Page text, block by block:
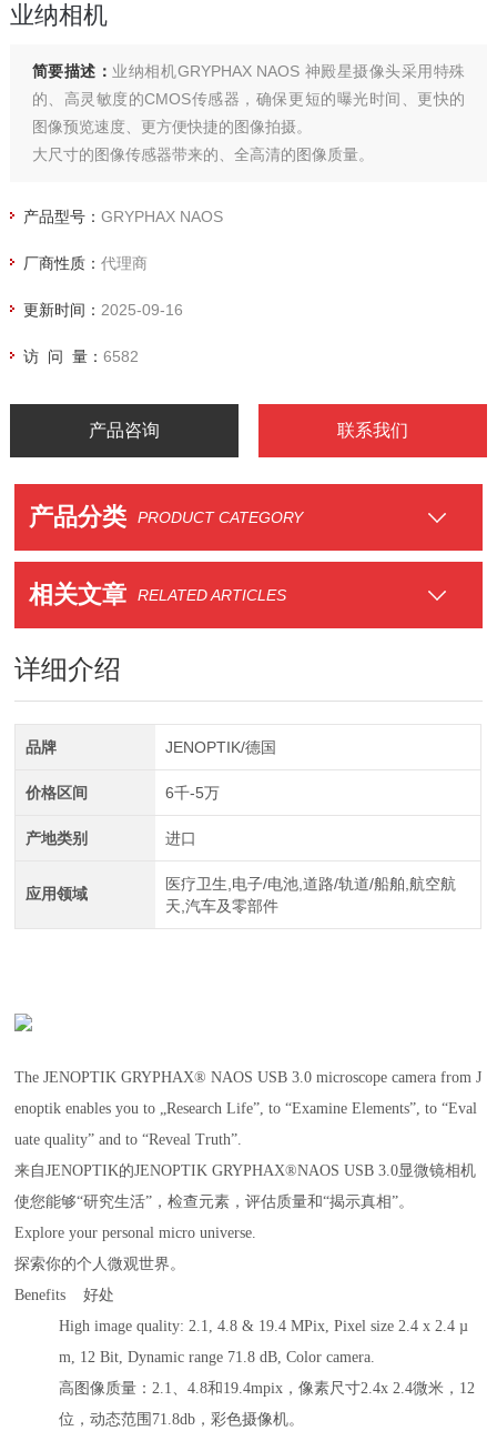
业纳相机
简要描述： 业纳相机GRYPHAX NAOS 神殿星摄像头采用特殊
的、高灵敏度的CMOS传感器，确保更短的曝光时间、更快的
图像预览速度、更方便快捷的图像拍摄。
大尺寸的图像传感器带来的、全高清的图像质量。
摄。
产品型号： GRYPHAX NAOS
厂商性质： 代理商
更新时间： 2025-09-16
访 问 量： 6582
产品咨询 联系我们
产品分类 PRODUCT CATEGORY
相关文章 RELATED ARTICLES
详细介绍
品牌 JENOPTIK/德国
价格区间 6千-5万
产地类别 进口
应用领域
医疗卫生,电子/电池,道路/轨道/船舶,航空航
天,汽车及零部件
The JENOPTIK GRYPHAX® NAOS USB 3.0 microscope camera from J
enoptik enables you to „Research Life”, to “Examine Elements”, to “Eval
uate quality” and to “Reveal Truth”.
来自JENOPTIK的JENOPTIK GRYPHAX®NAOS USB 3.0显微镜相机
使您能够“研究生活”，检查元素，评估质量和“揭示真相”。
Explore your personal micro universe.
探索你的个人微观世界。
Benefits 好处
High image quality: 2.1, 4.8 & 19.4 MPix, Pixel size 2.4 x 2.4 µ
m, 12 Bit, Dynamic range 71.8 dB, Color camera.
高图像质量：2.1、4.8和19.4mpix，像素尺寸2.4x 2.4微米，12
位，动态范围71.8db，彩色摄像机。